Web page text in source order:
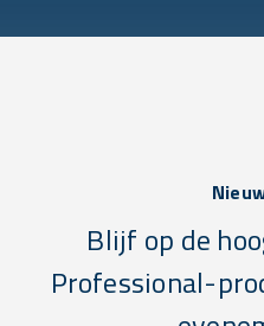
Blijf op de
Professional-